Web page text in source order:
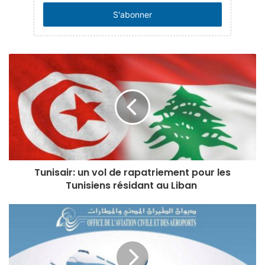
adresse
Tunisair: un vol de rapatriement pour les
Tunisiens résidant au Liban